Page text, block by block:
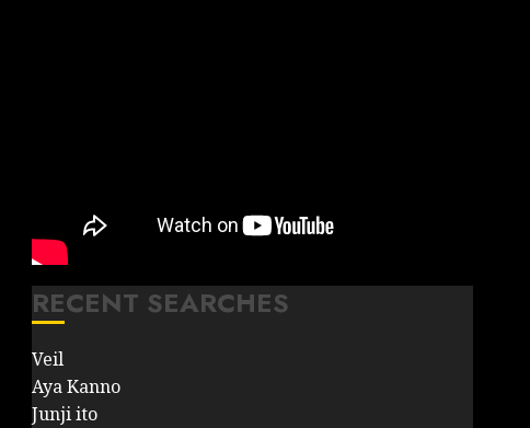
RECENT SEARCHES
Veil
Aya Kanno
Junji ito